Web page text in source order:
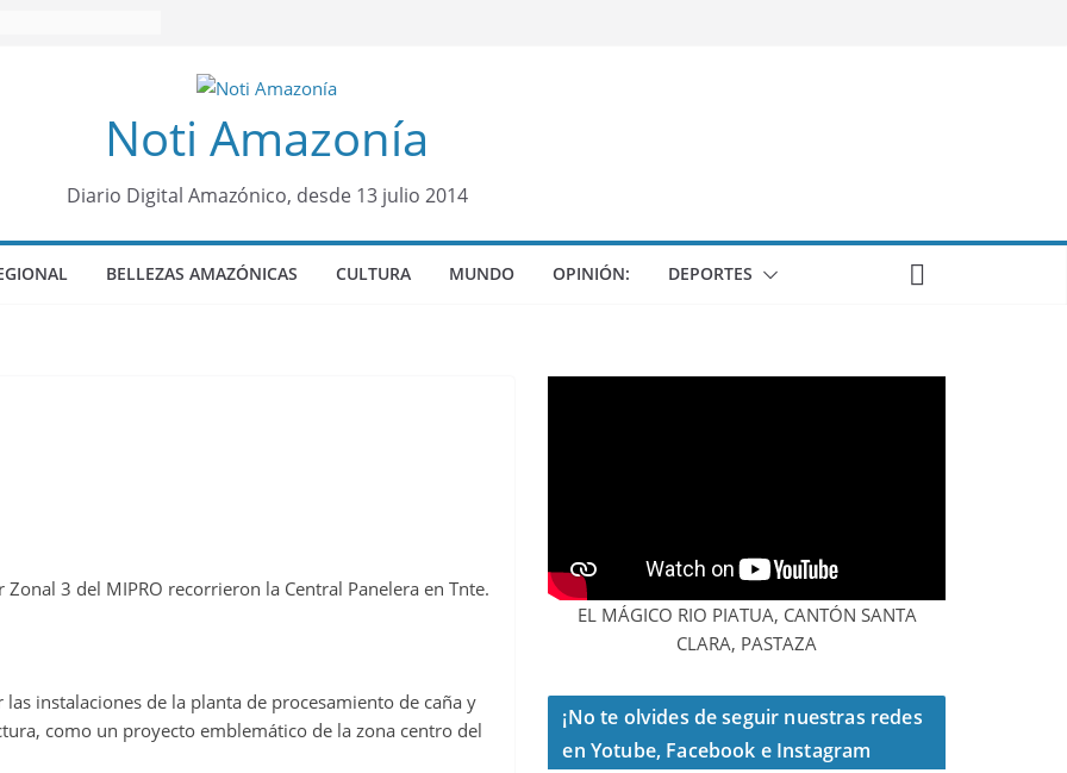
Noti Amazonía
Diario Digital Amazónico, desde 13 julio 2014
BELLEZAS AMAZÓNICAS CULTURA MUNDO OPINIÓN: DEPORTES
3 del MIPRO recorrieron la Central Panelera en Tnte.
instalaciones de la planta de procesamiento de caña y
como un proyecto emblemático de la zona centro del
EL MÁGICO RIO PIATUA, CANTÓN SANTA
CLARA, PASTAZA
¡No te olvides de seguir nuestras redes
en Yotube, Facebook e Instagram